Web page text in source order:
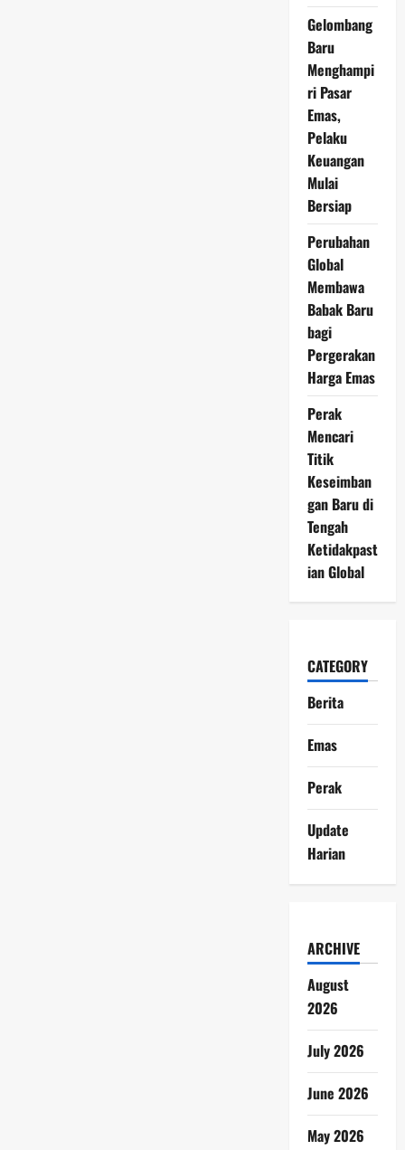
Gelombang
Baru
Menghampi
ri Pasar
Emas,
Pelaku
Keuangan
Mulai
Bersiap
Perubahan
Global
Membawa
Babak Baru
bagi
Pergerakan
Harga Emas
Perak
Mencari
Titik
Keseimban
gan Baru di
Tengah
Ketidakpast
ian Global
CATEGORY
Berita
Emas
Perak
Update
Harian
ARCHIVE
August
2026
July 2026
June 2026
May 2026